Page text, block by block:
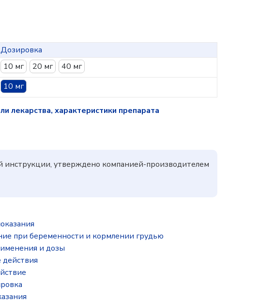
Дозировка
10 мг 20 мг
40 мг
10 мг
лекарства, характеристики препарата
инструкции, утверждено компанией-производителем
при беременности и кормлении грудью
и дозы